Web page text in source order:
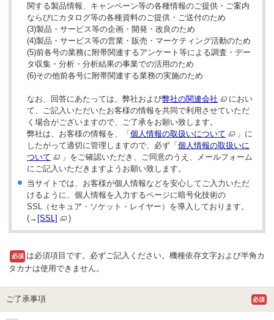
関する製品情報、キャンペーン等の各種情報のご提供・ご案内
ならびにカタログ等の各種資料のご提供・ご送付のため
(3)製品・サービス等の企画・開発・改良のため
(4)製品・サービス等の営業・販売・マーケティング活動のため
(5)前各号の業務に附帯関連するアンケート等による調査・デー
タ収集・分析・分析結果の事業での活用のため
(6)その他前各号に附帯関連する業務の実施のため
なお、回答にあたっては、弊社および弊社の関連会社
におい
て、ご記入いただいたお客様の情報を共同で利用させていただ
く場合がございますので、ご了承をお願い致します。
弊社は、お客様の情報を、「 個人情報の取扱いについて
」に
したがって適切に管理しますので、必ず「 個人情報の取扱いに
ついて
」をご確認いただき、ご同意のうえ、メールフォーム
にご記入いただきますようお願い致します。
当サイトでは、お客様が個人情報などを安心してご入力いただ
けるように、個人情報を入力するページに暗号化技術の
SSL（セキュア・ソケット・レイヤー）を導入しております。
(→ [SSL] )
必須 は必須項目です。必ずご記入ください。機種依存文字および半角カ
タカナは使用できません。
ご了承事項 必須